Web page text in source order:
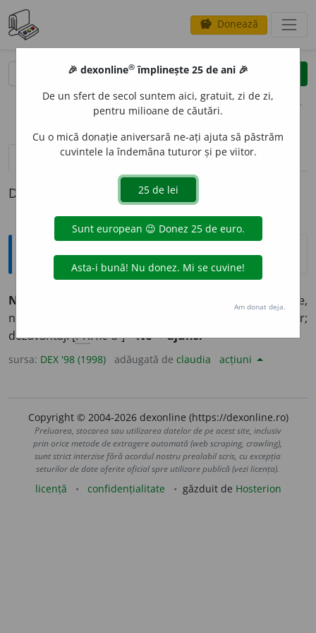
savings Donează
clear
opțiuni
definiții (1) pronunțievolume_up (2)
Definiția cu ID-ul 49107:
Explicative DEX
NEAJ
Greutate, dificultate,
neplăcere, necaz.
Lipsă, scădere; defect, cusur;
dezavantaj. [Pr.:ne-a-] –Ne-+ajuns.
sursa: DEX '98 (1998) adăugată de claudia acțiuni
Copyright © 2004-2026 dexonline (https://dexonline.ro)
Preluarea, stocarea sau utilizarea datelor de pe acest site, inclusiv
prin orice metode de extragere automată (web scraping, crawling),
sunt strict interzise fără acordul nostru prealabil scris, cu excepția
seturilor de date oferite oficial spre utilizare publică (vezi licența).
licență confidențialitate găzduit de Hosterion
🎉 dexonline® împlinește 25 de ani 🎉
De un sfert de secol suntem aici, gratuit, zi de zi,
pentru milioane de căutări.
Cu o mică donație aniversară ne-ați ajuta să păstrăm
cuvintele la îndemâna tuturor și pe viitor.
Am donat deja.